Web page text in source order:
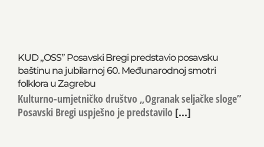
KUD „OSS” Posavski Bregi predstavio posavsku
baštinu na jubilarnoj 60. Međunarodnoj smotri
folklora u Zagrebu
Kulturno-umjetničko društvo „Ogranak seljačke sloge”
Posavski Bregi uspješno je predstavilo [...]